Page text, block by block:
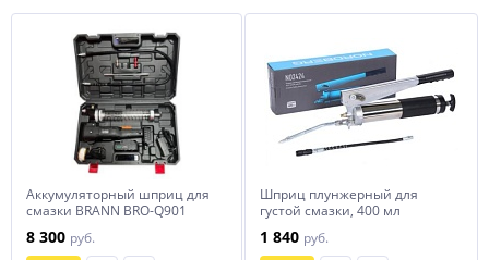
Аккумуляторный шприц для
смазки BRANN BRO-Q901
8 300 руб.
Шприц плунжерный для
густой смазки, 400 мл
1 840 руб.